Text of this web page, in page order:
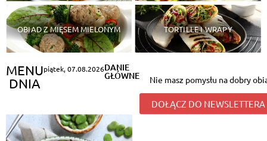
OBIAD Z MIĘSEM MIELONYM TORTILLE I WRAPY
MENU
DNIA
piątek,07.08.2026DANIE
GŁÓWNE Nie masz pomysłu na dobry
DOŁĄCZ DO NEWSLETTERA